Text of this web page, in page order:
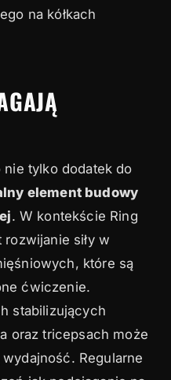
na kółkach
tylko dodatek do
element budowy
. W kontekście Ring
siły w
które są
ćwiczenie.
stabilizujących
oraz tricepsach może
Regularne